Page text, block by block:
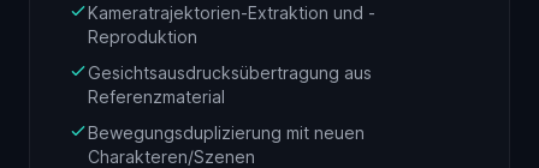
Kameratrajektorien-Extraktion und -
Reproduktion
Gesichtsausdrucksübertragung aus
Referenzmaterial
Bewegungsduplizierung mit neuen
Charakteren/Szenen